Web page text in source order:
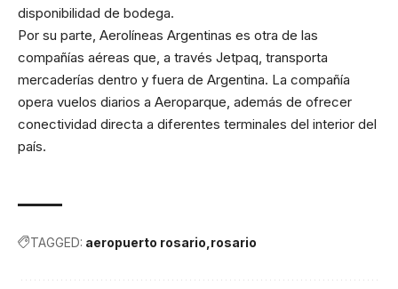
disponibilidad de bodega.
Por su parte, Aerolíneas Argentinas es otra de las
compañías aéreas que, a través Jetpaq, transporta
mercaderías dentro y fuera de Argentina. La compañía
opera vuelos diarios a Aeroparque, además de ofrecer
conectividad directa a diferentes terminales del interior del
país.
TAGGED: aeropuerto rosario rosario